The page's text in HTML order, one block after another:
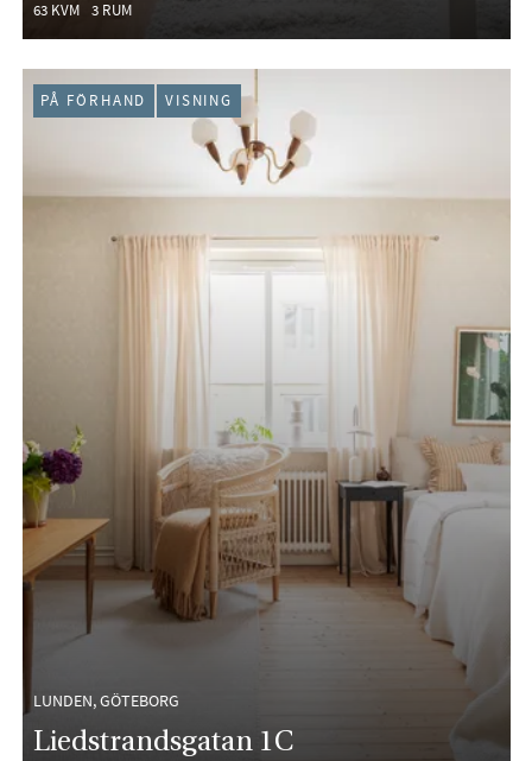
63 KVM 3 RUM
LUNDEN, GÖTEBORG
Liedstrandsgatan 1C
PÅ FÖRHAND VISNING